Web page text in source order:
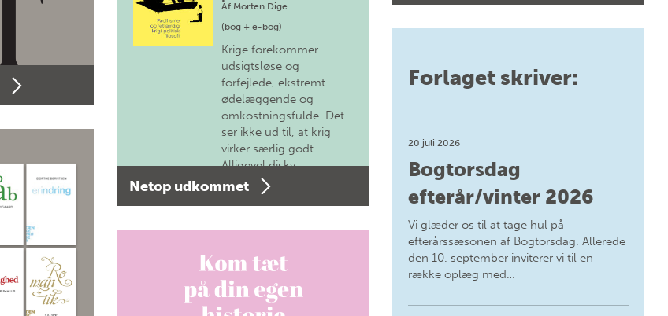
Af Morten Dige
(bog + e-bog)
Krige forekommer
udsigtsløse og
forfejlede, ekstremt
ødelæggende og
omkostningsfulde. Det
ser ikke ud til, at krig
virker særlig godt.
Alligevel diskv…
Netop udkommet
Forlaget skriver:
20 juli 2026
Bogtorsdag
efterår/vinter 2026
Vi glæder os til at tage hul på
efterårssæsonen af Bogtorsdag. Allerede
den 10. september inviterer vi til en
række oplæg med…